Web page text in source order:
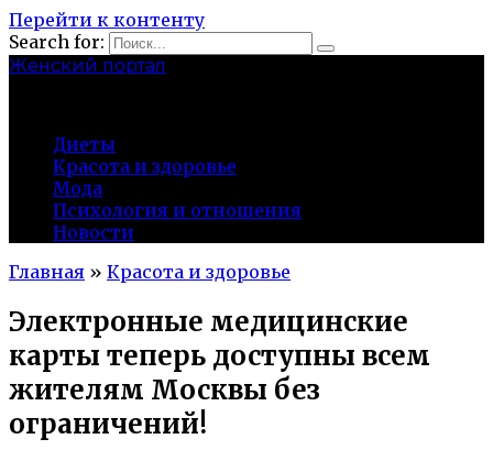
Перейти к контенту
Search for:
Женский портал
Диеты
Красота и здоровье
Мода
Психология и отношения
Новости
Главная » Красота и здоровье
Электронные медицинские
карты теперь доступны всем
жителям Москвы без
ограничений!